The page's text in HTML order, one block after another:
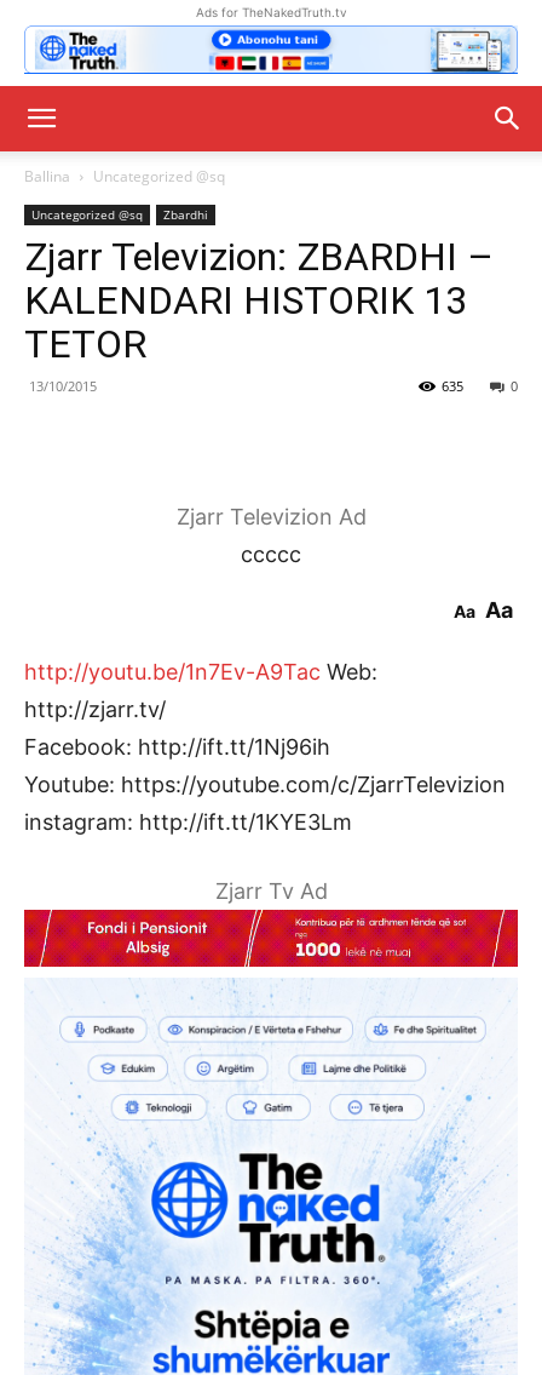
Ads for TheNakedTruth.tv
Ballina Uncategorized @sq
Uncategorized @sq Zbardhi
Zjarr Televizion: ZBARDHI –
KALENDARI HISTORIK 13
TETOR
13/10/2015 0
635
Zjarr Televizion Ad
ccccc
Aa Aa
http://youtu.be/1n7Ev-A9Tac Web:
http://zjarr.tv/
Facebook: http://ift.tt/1Nj96ih
Youtube: https://youtube.com/c/ZjarrTelevizion
instagram: http://ift.tt/1KYE3Lm
Zjarr Tv Ad